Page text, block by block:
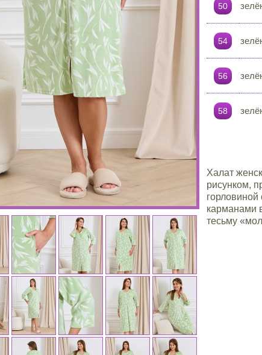
50
54
56
58
Халат
рисунком,
карманами
тесьму